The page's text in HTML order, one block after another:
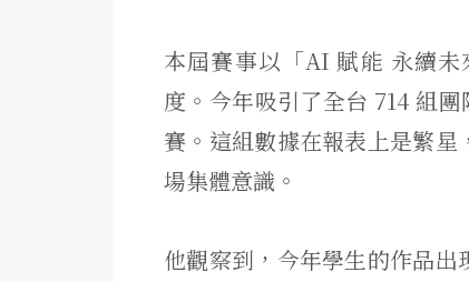
本屆賽事以「AI 賦能 永續
度。今年吸引了全台 714 組
賽。這組數據在報表上是繁
場集體意識。
他觀察到，今年學生的作品